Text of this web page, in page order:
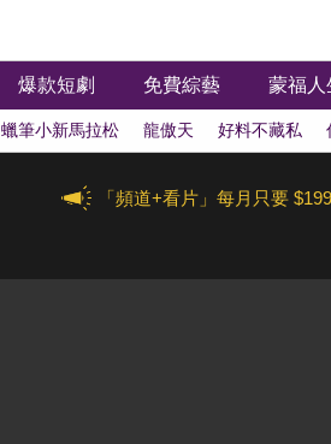
爆款短劇 免費綜藝 蒙福人
蠟筆小新馬拉松 龍傲天 好料不藏私
「頻道+看片」每月只要